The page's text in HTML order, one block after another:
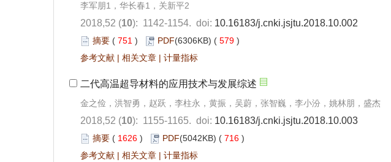
李军朋1，华长春1，关新平2
2018,52 (10): 1142-1154. doi: 10.16183/j.cnki.jsjtu.2018.10.002
摘要 ( 751 ) PDF(6306KB) ( 579 )
参考文献 | 相关文章 | 计量指标
二代高温超导材料的应用技术与发展综述
金之俭，洪智勇，赵跃，李柱永，黄振，吴蔚，张智巍，李小汾，姚林朋，盛杰
2018,52 (10): 1155-1165. doi: 10.16183/j.cnki.jsjtu.2018.10.003
摘要 ( 1626 ) PDF(5042KB) ( 716 )
参考文献 | 相关文章 | 计量指标